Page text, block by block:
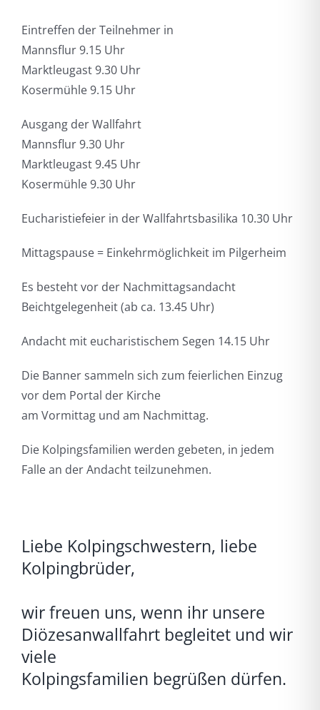
Eintreffen der Teilnehmer in
Mannsflur 9.15 Uhr
Marktleugast 9.30 Uhr
Kosermühle 9.15 Uhr
Ausgang der Wallfahrt
Mannsflur 9.30 Uhr
Marktleugast 9.45 Uhr
Kosermühle 9.30 Uhr
Eucharistiefeier in der Wallfahrtsbasilika 10.30 Uhr
Mittagspause = Einkehrmöglichkeit im Pilgerheim
Es besteht vor der Nachmittagsandacht
Beichtgelegenheit (ab ca. 13.45 Uhr)
Andacht mit eucharistischem Segen 14.15 Uhr
Die Banner sammeln sich zum feierlichen Einzug
vor dem Portal der Kirche
am Vormittag und am Nachmittag.
Die Kolpingsfamilien werden gebeten, in jedem
Falle an der Andacht teilzunehmen.
Liebe Kolpingschwestern, liebe
Kolpingbrüder,
wir freuen uns, wenn ihr unsere
Diözesanwallfahrt begleitet und wir
viele
Kolpings­familien begrüßen dürfen.